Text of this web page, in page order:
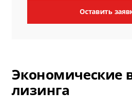
Оставить
Экономические
лизинга